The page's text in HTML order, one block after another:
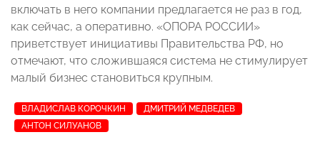
включать в него компании предлагается не раз в год,
как сейчас, а оперативно. «ОПОРА РОССИИ»
приветствует инициативы Правительства РФ, но
отмечают, что сложившаяся система не стимулирует
малый бизнес становиться крупным.
ВЛАДИСЛАВ КОРОЧКИН
ДМИТРИЙ МЕДВЕДЕВ
АНТОН СИЛУАНОВ